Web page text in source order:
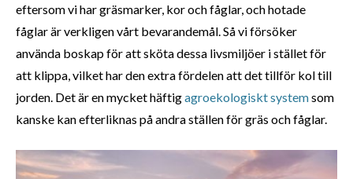
eftersom vi har gräsmarker, kor och fåglar, och hotade
fåglar är verkligen vårt bevarandemål. Så vi försöker
använda boskap för att sköta dessa livsmiljöer i stället för
att klippa, vilket har den extra fördelen att det tillför kol till
jorden. Det är en mycket häftigagroekologiskt systemsom
kanske kan efterliknas på andra ställen för gräs och fåglar.